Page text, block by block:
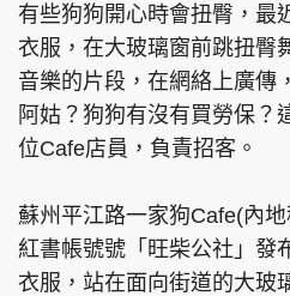
有些狗狗開心時會扭臀，最
衣服，在大玻璃窗前跳扭臀
音樂的片段，在網絡上廣傳
阿姑？狗狗有沒有買勞保？
位Cafe店員，負責招客。
蘇州平江路一家狗Cafe(內
紅書帳號號「旺柴公社」發
衣服，站在面向街道的大玻